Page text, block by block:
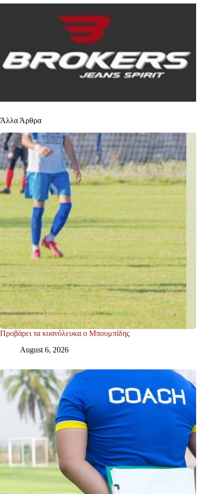
Άλλα Άρθρα
Προβάρει τα κυανόλευκα ο Μπουμπίδης
August 6, 2026